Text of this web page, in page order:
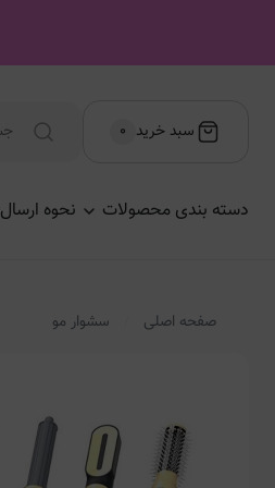
سبد خرید ۰
دسته بندی محصولات نحوه ارسال
صفحه اصلی سشوار مو